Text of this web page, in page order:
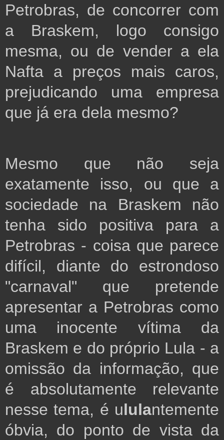
Petrobras, de concorrer com
a Braskem, logo consigo
mesma, ou de vender a ela
Nafta a preços mais caros,
prejudicando uma empresa
que já era dela mesmo?
Mesmo que não seja
exatamente isso, ou que a
sociedade na Braskem não
tenha sido positiva para a
Petrobras - coisa que parece
difícil, diante do estrondoso
"carnaval" que pretende
apresentar a Petrobras como
uma inocente vítima da
Braskem e do próprio Lula - a
omissão da informação, que
é absolutamente relevante
nesse tema, é ululantemente
óbvia, do ponto de vista da